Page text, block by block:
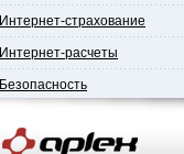
Интернет-страхование
Интернет-расчеты
Безопасность